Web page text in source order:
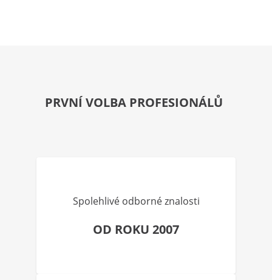
PRVNÍ VOLBA PROFESIONÁLŮ
Spolehlivé odborné znalosti
OD ROKU 2007